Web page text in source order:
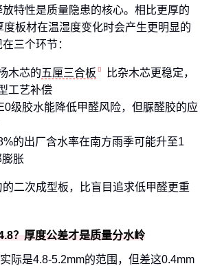
特性是质量隐患的核心。相比更厚的
度板材在温湿度变化时会产生更明显的
三个环节：
木芯的五厘三合板
比杂木芯更稳定，
工艺补偿
级胶水能降低甲醛风险，但脲醛胶的应
的出厂含水率在南方雨季可能升至1
膨胀
二次成型板，比盲目追求低甲醛更重
？厚度公差才是质量分水岭
际是4.8-5.2mm的范围，但差这0.4mm